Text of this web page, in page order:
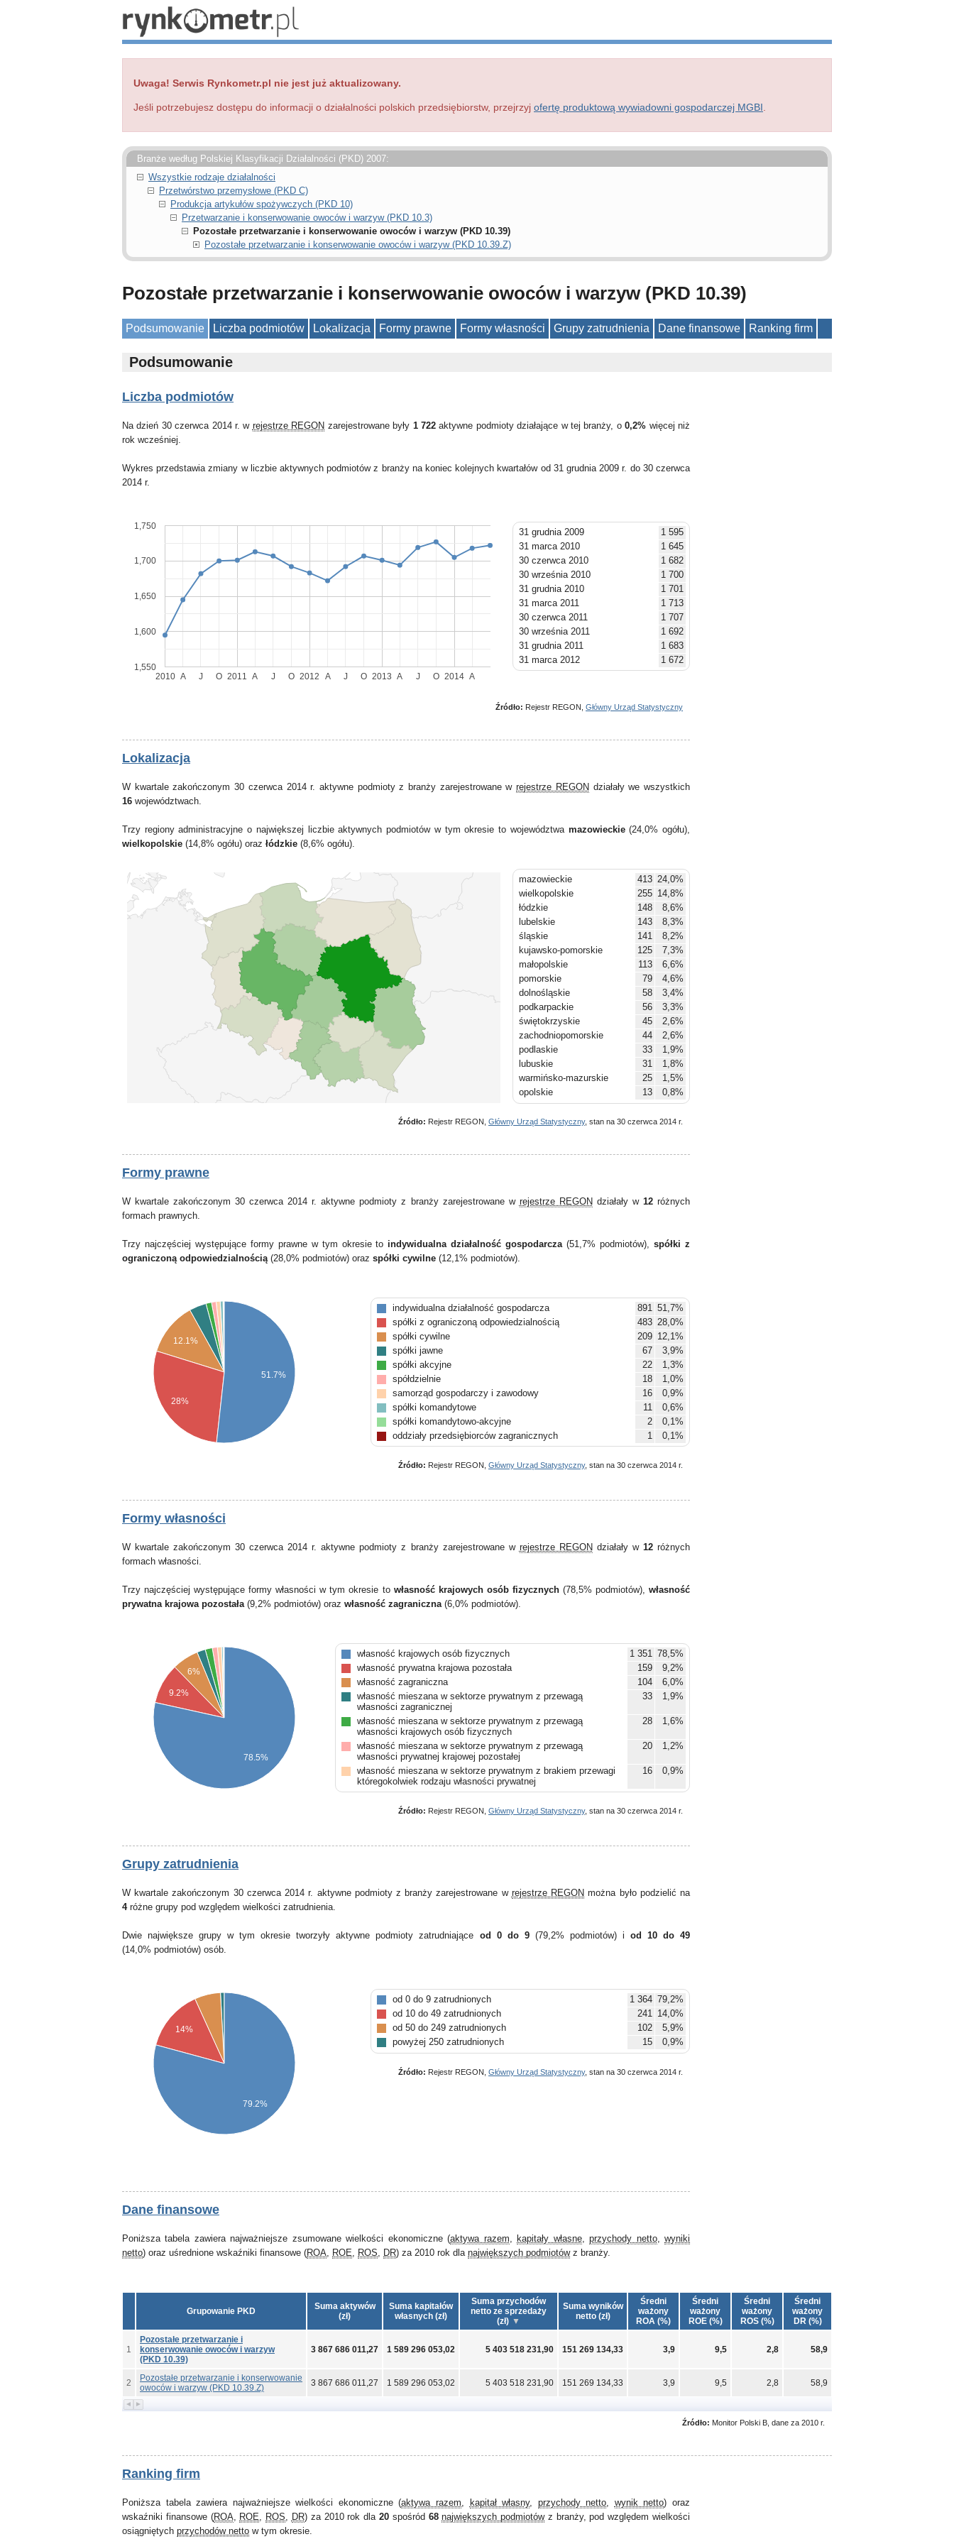
Uwaga! Serwis Rynkometr.pl nie jest już aktualizowany.
Jeśli potrzebujesz dostępu do informacji o działalności polskich przedsiębiorstw, przejrzyj ofertę produktową wywiadowni gospodarczej MGBI
Branże według Polskiej Klasyfikacji Działalności (PKD) 2007:
Wszystkie rodzaje działalności
Przetwórstwo przemysłowe (PKD C)
Produkcja artykułów spożywczych (PKD 10)
Przetwarzanie i konserwowanie owoców i warzyw (PKD 10.3)
Pozostałe przetwarzanie i konserwowanie owoców i warzyw (PKD 10.39)
Pozostałe przetwarzanie i konserwowanie owoców i warzyw (PKD 10.39.Z)
Pozostałe przetwarzanie i konserwowanie owoców i warzyw (PKD 10.39)
Podsumowanie Liczba podmiotów Lokalizacja Formy prawne Formy własności Grupy zatrudnienia Dane finansowe Ranking firm
Podsumowanie
Liczba podmiotów
Na dzień 30 czerwca 2014 r. w rejestrze REGON zarejestrowane były 1 722aktywne podmioty działające w tej branży, o0,2% więcej niż
rok wcześniej.
Wykres przedstawia zmiany w liczbie aktywnych podmiotów z branży na koniec kolejnych kwartałów od 31 grudnia 2009 r. do 30 czerwca
2014 r.
2010 2011 2012 2013 2014
A J O A J O A J O A J O A
1,550
1,600
1,650
1,700
1,750
31 grudnia 2009
1 595
31 marca 2010
1 645
30 czerwca 2010
1 682
30 września 2010
1 700
31 grudnia 2010
1 701
31 marca 2011
1 713
30 czerwca 2011
1 707
30 września 2011
1 692
31 grudnia 2011
1 683
31 marca 2012
1 672
30 czerwca 2012
1 692
31 grudnia 2012
30 czerwca 2014
1 722
Źródło: Rejestr REGON, Główny Urząd Statystyczny
Lokalizacja
W kwartale zakończonym 30 czerwca 2014 r. aktywne podmioty z branży zarejestrowane wrejestrze REGON działały we wszystkich
16 województwach.
Trzy regiony administracyjne o największej liczbie aktywnych podmiotów w tym okresie to województwa mazowieckie(24,0% ogółu),
wielkopolskie (14,8% ogółu) oraz łódzkie (8,6% ogółu).
mazowieckie 413 24,0%
wielkopolskie
255 14,8%
łódzkie
148
8,6%
lubelskie
143
8,3%
śląskie
141
8,2%
kujawsko-pomorskie
125
7,3%
małopolskie
113
6,6%
pomorskie
79
4,6%
dolnośląskie
58
3,4%
podkarpackie
56
3,3%
świętokrzyskie
45
2,6%
zachodniopomorskie
44
2,6%
podlaskie
33
1,9%
lubuskie
31
1,8%
warmińsko-mazurskie
25
1,5%
opolskie
13 0,8%
Źródło: Rejestr REGON, Główny Urząd Statystyczny, stan na 30 czerwca 2014 r.
Formy prawne
W kwartale zakończonym 30 czerwca 2014 r. aktywne podmioty z branży zarejestrowane w rejestrze REGON działały w 12różnych
formach prawnych.
Trzy najczęściej występujące formy prawne w tym okresie to indywidualna działalność gospodarcza(51,7% podmiotów),spółki z
ograniczoną odpowiedzialnością(28,0% podmiotów) oraz spółki cywilne (12,1% podmiotów).
12.1%
28%
51.7%
indywidualna działalność gospodarcza 891 51,7%
spółki z ograniczoną odpowiedzialnością
483 28,0%
spółki cywilne
209 12,1%
spółki jawne
67
3,9%
spółki akcyjne
22
1,3%
spółdzielnie
18
1,0%
samorząd gospodarczy i zawodowy
16
0,9%
spółki komandytowe
11
0,6%
spółki komandytowo-akcyjne
2
0,1%
oddziały przedsiębiorców zagranicznych
1
0,1%
pozostałe
2 0,1%
Źródło: Rejestr REGON, Główny Urząd Statystyczny, stan na 30 czerwca 2014 r.
Formy własności
W kwartale zakończonym 30 czerwca 2014 r. aktywne podmioty z branży zarejestrowane w rejestrze REGON działały w 12różnych
formach własności.
Trzy najczęściej występujące formy własności w tym okresie to własność krajowych osób fizycznych(78,5% podmiotów),własność
prywatna krajowa pozostała(9,2% podmiotów) oraz własność zagraniczna(6,0% podmiotów).
6%
9.2%
78.5%
własność krajowych osób fizycznych 1 351 78,5%
własność prywatna krajowa pozostała
159
9,2%
własność zagraniczna
104
6,0%
własność mieszana w sektorze prywatnym z przewagą
własności zagranicznej
33 1,9%
własność mieszana w sektorze prywatnym z przewagą
własności krajowych osób fizycznych
28 1,6%
własność mieszana w sektorze prywatnym z przewagą
własności prywatnej krajowej pozostałej
20 1,2%
własność mieszana w sektorze prywatnym z brakiem przewagi
któregokolwiek rodzaju własności prywatnej
16 0,9%
własność mieszana między sektorami z przewagą własności
sektora prywatnego, w tym z przewagą własności prywatnej
krajowej pozostałej
6 0,3%
pozostałe 2 0,1%
Źródło: Rejestr REGON, Główny Urząd Statystyczny, stan na 30 czerwca 2014 r.
Grupy zatrudnienia
W kwartale zakończonym 30 czerwca 2014 r. aktywne podmioty z branży zarejestrowane w rejestrze REGON można było podzielić na
4różne grupy pod względem wielkości zatrudnienia.
Dwie największe grupy w tym okresie tworzyły aktywne podmioty zatrudniające od 0 do 9 (79,2% podmiotów) i od 10 do 49
(14,0% podmiotów) osób.
14%
79.2%
od 0 do 9 zatrudnionych 1 364 79,2%
od 10 do 49 zatrudnionych
241 14,0%
od 50 do 249 zatrudnionych
102
5,9%
powyżej 250 zatrudnionych
15 0,9%
Źródło: Rejestr REGON, Główny Urząd Statystyczny, stan na 30 czerwca 2014 r.
Dane finansowe
Poniższa tabela zawiera najważniejsze zsumowane wielkości ekonomiczne (aktywa razem, kapitały własne,przychody netto,wyniki
netto) oraz uśrednione wskaźniki finansowe (ROA, ROE, ROS, DR) za 2010 rok dla największych podmiotówz branży.
Grupowanie PKD
Suma aktywów
(zł)
Suma kapitałów
własnych (zł)
Suma przychodów
netto ze sprzedaży
(zł)
Suma wyników
netto (zł)
Średni
ważony
ROA (%)
Średni
ważony
ROE (%)
Średni
ważony
ROS (%)
Średni
ważony
DR (%)
1
Pozostałe przetwarzanie i
konserwowanie owoców i warzyw
(PKD 10.39)
3 867 686 011,27 1 589 296 053,02 5 403 518 231,90 151 269 134,33 3,9 9,5 2,8 58,9
2
Pozostałe przetwarzanie i konserwowanie
owoców i warzyw (PKD 10.39.Z)
3 867 686 011,27 1 589 296 053,02 5 403 518 231,90 151 269 134,33 3,9 9,5 2,8 58,9
Źródło: Monitor Polski B, dane za 2010 r.
Ranking firm
Poniższa tabela zawiera najważniejsze wielkości ekonomiczne (aktywa razem, kapitał własny, przychody netto, wynik netto) oraz
wskaźniki finansowe (ROA, ROE, ROS, DR) za 2010 rok dla 20spośród 68 największych podmiotówz branży, pod względem wielkości
osiągniętych przychodów netto w tym okresie.